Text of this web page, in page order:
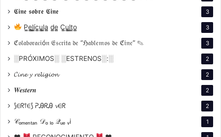
𝕮𝖎𝖓𝖊 𝖘𝖔𝖇𝖗𝖊 𝕮𝖎𝖓𝖊 3
P̳e̳l̳í̳c̳u̳l̳a̳ d̳e̳ C̳u̳l̳t̳o̳ 3
ℭ𝔬𝔩𝔞𝔟𝔬𝔯𝔞𝔠𝔦ó𝔫 𝔈𝔰𝔠𝔯𝔦𝔱𝔞 𝔡𝔢 “ℌ𝔞𝔟𝔩𝔢𝔪𝔬𝔰 𝔡𝔢 ℭ𝔦𝔫𝔢” ✎ 3
░PRÓXIMOS░ ░ESTRENOS░:░ 2
𝓒𝓲𝓷𝓮 𝔂 𝓻𝓮𝓵𝓲𝓰𝓲𝓸𝓷 2
𝑾𝒆𝒔𝒕𝒆𝒓𝒏 2
⟆∈ᖇ⫯∈⟆ ᕈᎯᖇᎯ 𝓿∈ᖇ 2
𝒞ₒₘₑₙₜₐₙ 𝒟ₒ ₗₒ 𝒬ᵤₑ ᵥi 1